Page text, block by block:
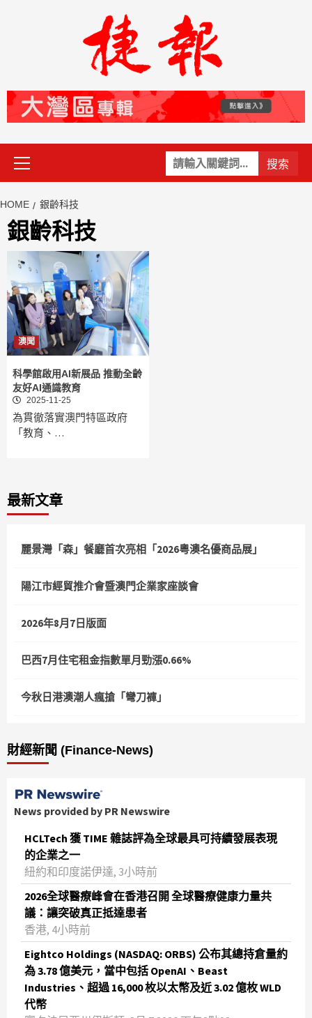
關
鍵
Primary
Menu
HOME 銀齡科技
銀齡科技
澳聞
科學館啟用AI新展品 推動全齡
友好AI通識教育
2025-11-25
為貫徹落實澳門特區政府
「教育、…
最新文章
麗景灣「森」餐廳首次亮相「2026粵澳名優商品展」
陽江市經貿推介會暨澳門企業家座談會
2026年8月7日版面
巴西7月住宅租金指數單月勁漲0.66%
今秋日港澳潮人瘋搶「彎刀褲」
財經新聞 (Finance-News)
News provided by PR Newswire
HCLTech 獲 TIME 雜誌評為全球最具可持續發展表現
的企業之一
紐約和印度諾伊達, 3小時前
2026全球醫療峰會在香港召開 全球醫療健康力量共
議：讓突破真正抵達患者
香港, 4小時前
Eightco Holdings (NASDAQ: ORBS) 公布其總持倉量約
為 3.78 億美元，當中包括 OpenAI、Beast
Industries、超過 16,000 枚以太幣及近 3.02 億枚 WLD
代幣